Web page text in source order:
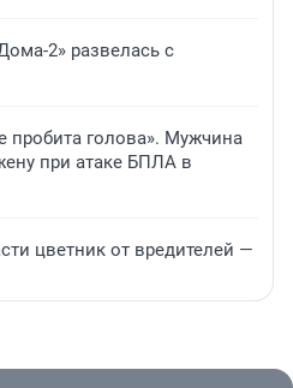
2» развелась с
пробита голова». Мужчина
при атаке БПЛА в
цветник от вредителей —